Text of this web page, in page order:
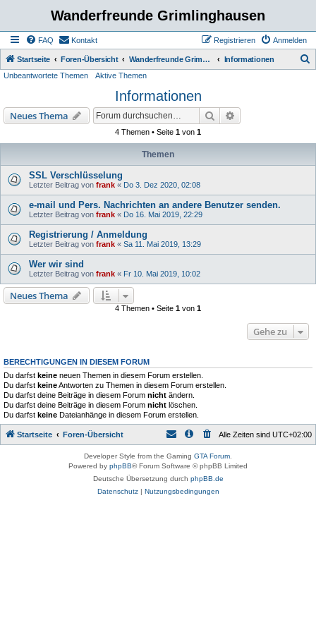
Wanderfreunde Grimlinghausen
FAQ Kontakt Anmelden
Registrieren
Startseite Foren-Übersicht Wanderfreunde Grimmlinghausen Informationen
Unbeantwortete Themen Aktive Themen
Informationen
Neues Thema Suche
4 Themen • Seite 1 von 1
Themen
SSL Verschlüsselung
Letzter Beitrag von frank « Do 3. Dez 2020, 02:08
e-mail und Pers. Nachrichten an andere Benutzer senden.
Letzter Beitrag von frank « Do 16. Mai 2019, 22:29
Registrierung / Anmeldung
Letzter Beitrag von frank « Sa 11. Mai 2019, 13:29
Wer wir sind
Letzter Beitrag von frank « Fr 10. Mai 2019, 10:02
Neues Thema
4 Themen • Seite 1 von 1
Gehe zu
BERECHTIGUNGEN IN DIESEM FORUM
Du darfst keine neuen Themen in diesem Forum erstellen.
Du darfst keineAntworten zu Themen in diesem Forum erstellen.
Du darfst deine Beiträge in diesem Forum nicht ändern.
Du darfst deine Beiträge in diesem Forum nicht löschen.
Du darfst keine Dateianhänge in diesem Forum erstellen.
Startseite Foren-Übersicht Alle Zeiten sind UTC+02:00
Developer Style from the Gaming GTA Forum
Powered by phpBB® Forum Software © phpBB Limited
Deutsche Übersetzung durch phpBB.de
Datenschutz| Nutzungsbedingungen